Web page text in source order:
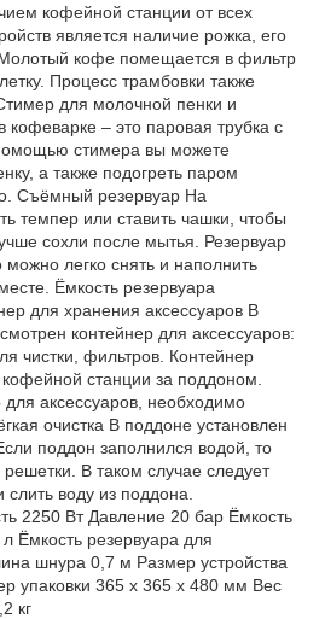
кофейной станции от всех
является наличие рожка, его
кофе помещается в фильтр
Процесс трамбовки также
для молочной пенки и
кофеварке – это паровая трубка с
стимера вы можете
а также подогреть паром
Съёмный резервуар На
темпер или ставить чашки, чтобы
сохли после мытья. Резервуар
легко снять и наполнить
Ёмкость резервуара
для хранения аксессуаров В
контейнер для аксессуаров:
чистки, фильтров. Контейнер
станции за поддоном.
для аксессуаров, необходимо
очистка В поддоне установлен
поддон заполнился водой, то
В таком случае следует
воду из поддона.
2250 Вт Давление 20 бар Ёмкость
Ёмкость резервуара для
шнура 0,7 м Размер устройства
упаковки 365 х 365 х 480 мм Вес
кг